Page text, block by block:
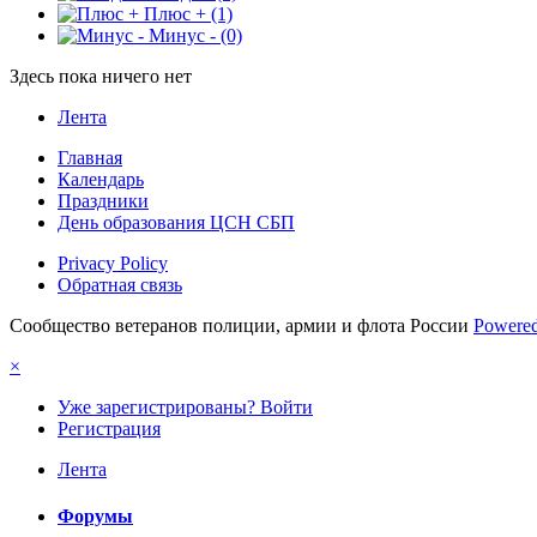
Плюс + (1)
Минус - (0)
Здесь пока ничего нет
Лента
Главная
Календарь
Праздники
День образования ЦСН СБП
Privacy Policy
Обратная связь
Сообщество ветеранов полиции, армии и флота России
×
Уже зарегистрированы? Войти
Регистрация
Лента
Форумы